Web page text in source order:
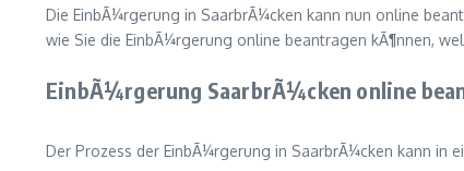
Die EinbÃ¼rgerung in SaarbrÃ¼cken kann nun online
wie Sie die EinbÃ¼rgerung online beantragen kÃ¶nnen,
EinbÃ¼rgerung SaarbrÃ¼cken online
Der Prozess der EinbÃ¼rgerung in SaarbrÃ¼cken kann in